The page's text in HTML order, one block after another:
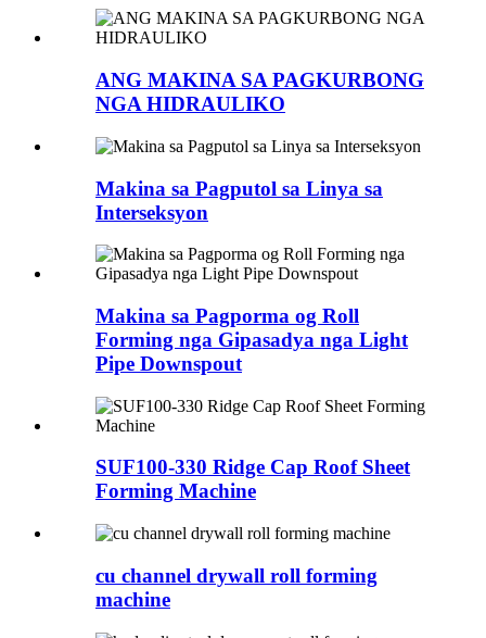
ANG MAKINA SA PAGKURBONG
NGA HIDRAULIKO
Makina sa Pagputol sa Linya sa
Interseksyon
Makina sa Pagporma og Roll
Forming nga Gipasadya nga Light
Pipe Downspout
SUF100-330 Ridge Cap Roof Sheet
Forming Machine
cu channel drywall roll forming
machine